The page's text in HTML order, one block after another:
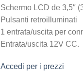
Schermo LCD de 3,5″
Pulsanti retroilluminati
1 entrata/uscita per
Entrata/uscita 12V CC.
Accedi per i prezzi